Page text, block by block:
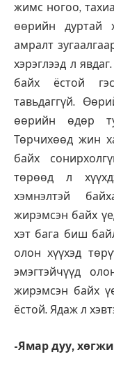
жимс ногоо,
өөрийн дуртай
амралт
хэрэглээд л
байх ёстой
тавьдаггүй.
өөрийн өдөр
Төрчихөөд жин
байх
төрөөд л
хэмнэлтэй
жирэмсэн байх
хэт бага биш
олон хүүхэд
эмэгтэйчүүд
жирэмсэн байх
ёстой. Ядаж л
-Ямар дуу,